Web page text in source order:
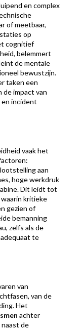
en complex
of meetbaar,
op
cognitief
belemmert
de mentale
bewustzijn.
taken een
de impact van
incident
vaak het
aan
hoge werkdruk
Dit leidt tot
waarin kritieke
gezien of
bemanning
zelfs als de
te
van
van de
Het
achter
de